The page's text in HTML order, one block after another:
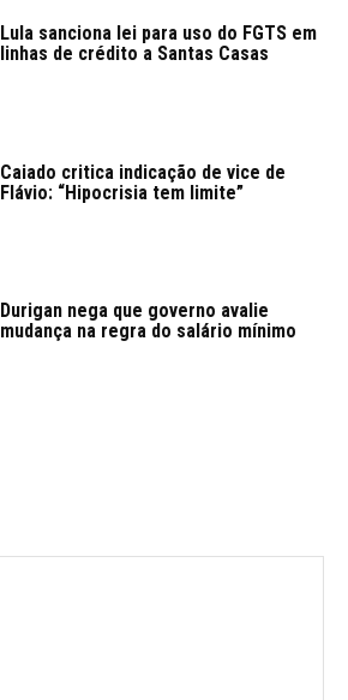
Lula sanciona lei para uso do FGTS em
linhas de crédito a Santas Casas
Caiado critica indicação de vice de
Flávio: “Hipocrisia tem limite”
Durigan nega que governo avalie
mudança na regra do salário mínimo